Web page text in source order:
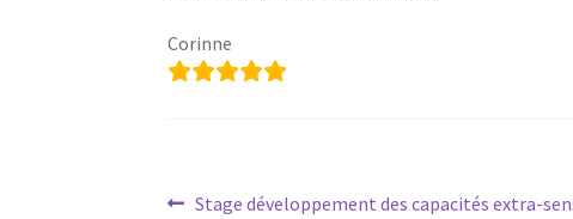
Corinne
Article
Stage développement des capacités extra-